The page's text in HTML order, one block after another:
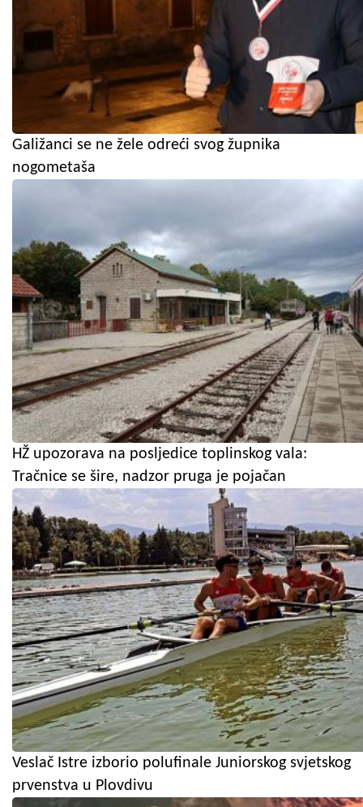
Galižanci se ne žele odreći svog župnika
nogometaša
HŽ upozorava na posljedice toplinskog vala:
Tračnice se šire, nadzor pruga je pojačan
Veslač Istre izborio polufinale Juniorskog svjetskog
prvenstva u Plovdivu